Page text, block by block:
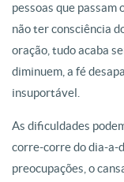
pessoas que
não ter consciência
oração, tudo acaba
diminuem, a fé
insuportável.
As dificuldades
corre-corre do dia-a-
preocupações, o